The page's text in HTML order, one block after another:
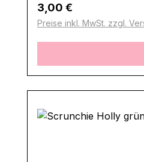
Regulärer Preis:
3,00 €
Preise inkl. MwSt. zzgl.